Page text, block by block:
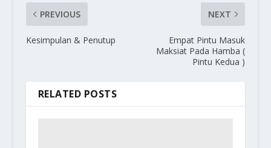
PREVIOUS
Kesimpulan & Penutup
NEXT
Empat Pintu Masuk
Maksiat Pada Hamba (
Pintu Kedua )
RELATED POSTS